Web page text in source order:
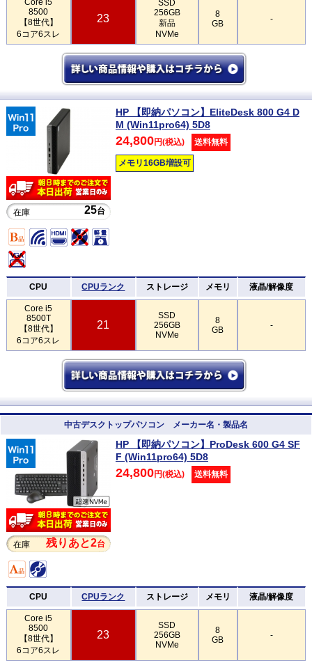
8500
【8世代】
6コア6スレ
23
SSD
256GB
新品
NVMe
8
GB
-
在庫 25台
HP 【即納パソコン】EliteDesk 800 G4 D
M (Win11pro64) 5D8
24,800円(税込) 送料無料
メモリ16GB増設可
CPU CPUランク ストレージ メモリ 液晶/解像度
Core i5
8500T
【8世代】
6コア6スレ
21
SSD
256GB
NVMe
8
GB
-
中古デスクトップパソコン メーカー名・製品名
在庫 残りあと2台
HP 【即納パソコン】ProDesk 600 G4 SF
F (Win11pro64) 5D8
24,800円(税込) 送料無料
CPU CPUランク ストレージ メモリ 液晶/解像度
Core i5
8500
【8世代】
6コア6スレ
23
SSD
256GB
NVMe
8
GB
-